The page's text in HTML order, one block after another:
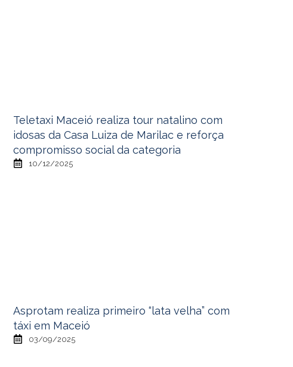
Teletaxi Maceió realiza tour natalino com
idosas da Casa Luiza de Marilac e reforça
compromisso social da categoria
10/12/2025
Asprotam realiza primeiro “lata velha” com
táxi em Maceió
03/09/2025